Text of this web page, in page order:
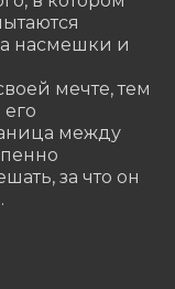
насмешки и
мечте, тем
между
за что он